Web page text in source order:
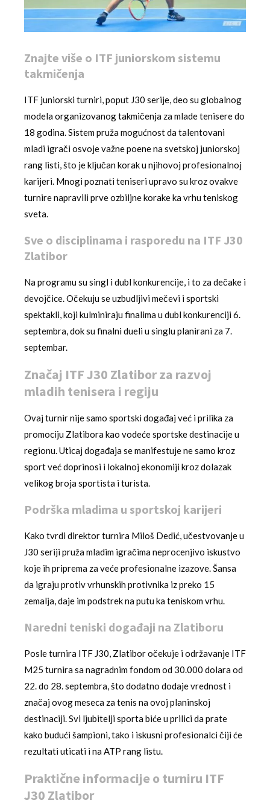
Znajte više o ITF juniorskom sistemu
takmičenja
ITF juniorski turniri, poput J30 serije, deo su globalnog
modela organizovanog takmičenja za mlade tenisere do
18 godina. Sistem pruža mogućnost da talentovani
mladi igrači osvoje važne poene na svetskoj juniorskoj
rang listi, što je ključan korak u njihovoj profesionalnoj
karijeri. Mnogi poznati teniseri upravo su kroz ovakve
turnire napravili prve ozbiljne korake ka vrhu teniskog
sveta.
Sve o disciplinama i rasporedu na ITF J30
Zlatibor
Na programu su singl i dubl konkurencije, i to za dečake i
devojčice. Očekuju se uzbudljivi mečevi i sportski
spektakli, koji kulminiraju finalima u dubl konkurenciji 6.
septembra, dok su finalni dueli u singlu planirani za 7.
septembar.
Značaj ITF J30 Zlatibor za razvoj
mladih tenisera i regiju
Ovaj turnir nije samo sportski događaj već i prilika za
promociju Zlatibora kao vodeće sportske destinacije u
regionu. Uticaj događaja se manifestuje ne samo kroz
sport već doprinosi i lokalnoj ekonomiji kroz dolazak
velikog broja sportista i turista.
Podrška mladima u sportskoj karijeri
Kako tvrdi direktor turnira Miloš Dedić, učestvovanje u
J30 seriji pruža mladim igračima neprocenjivo iskustvo
koje ih priprema za veće profesionalne izazove. Šansa
da igraju protiv vrhunskih protivnika iz preko 15
zemalja, daje im podstrek na putu ka teniskom vrhu.
Naredni teniski događaji na Zlatiboru
Posle turnira ITF J30, Zlatibor očekuje i održavanje ITF
M25 turnira sa nagradnim fondom od 30.000 dolara od
22. do 28. septembra, što dodatno dodaje vrednost i
značaj ovog meseca za tenis na ovoj planinskoj
destinaciji. Svi ljubitelji sporta biće u prilici da prate
kako budući šampioni, tako i iskusni profesionalci čiji će
rezultati uticati i na ATP rang listu.
Praktične informacije o turniru ITF
J30 Zlatibor